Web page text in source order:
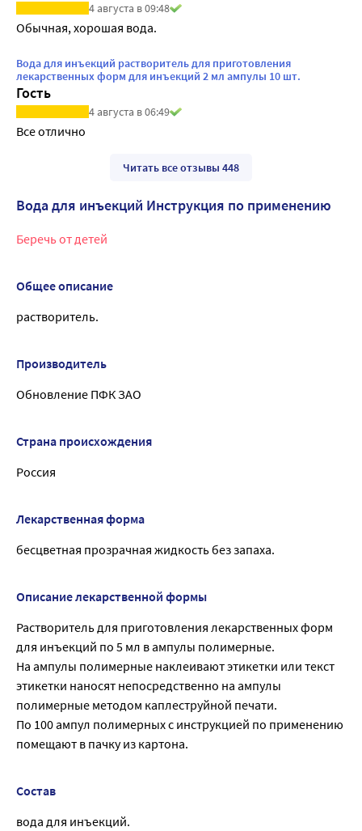
4 августа в 09:48
Обычная, хорошая вода.
Вода для инъекций растворитель для приготовления
лекарственных форм для инъекций 2 мл ампулы 10 шт.
Гость
4 августа в 06:49
Все отлично
Читать все отзывы 448
Вода для инъекций Инструкция по применению
Беречь от детей
Общее описание
растворитель.
Производитель
Обновление ПФК ЗАО
Страна происхождения
Россия
Лекарственная форма
бесцветная прозрачная жидкость без запаха.
Описание лекарственной формы
Растворитель для приготовления лекарственных форм
для инъекций по 5 мл в ампулы полимерные.
На ампулы полимерные наклеивают этикетки или текст
этикетки наносят непосредственно на ампулы
полимерные методом каплеструйной печати.
По 100 ампул полимерных с инструкцией по применению
помещают в пачку из картона.
Состав
вода для инъекций.